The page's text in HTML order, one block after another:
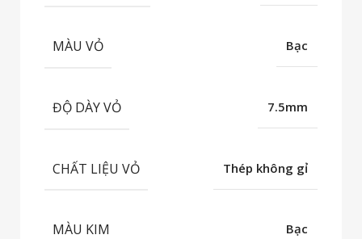
MÀU VỎ Bạc
ĐỘ DÀY VỎ 7.5mm
CHẤT LIỆU VỎ Thép không gỉ
MÀU KIM Bạc